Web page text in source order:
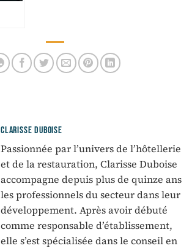
CLARISSE DUBOISE
Passionnée par l’univers de l’hôtellerie
et de la restauration, Clarisse Duboise
accompagne depuis plus de quinze ans
les professionnels du secteur dans leur
développement. Après avoir débuté
comme responsable d’établissement,
elle s’est spécialisée dans le conseil en